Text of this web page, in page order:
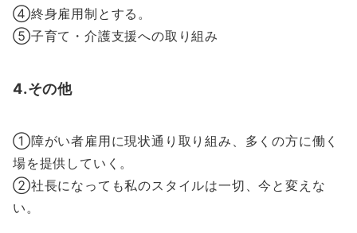
④終身雇用制とする。
⑤子育て・介護支援への取り組み
4.その他
①障がい者雇用に現状通り取り組み、多くの方に働く
場を提供していく。
②社長になっても私のスタイルは一切、今と変えな
い。